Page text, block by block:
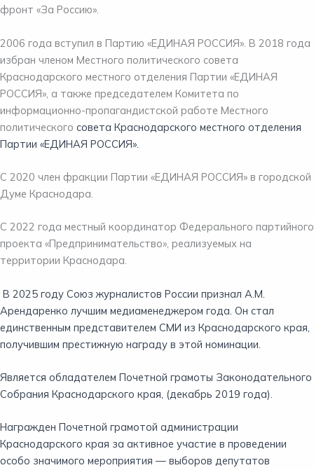
фронт «За Россию».
2006 года вступил в Партию «ЕДИНАЯ РОССИЯ». В 2018 года
избран членом Местного политического совета
Краснодарского местного отделения Партии «ЕДИНАЯ
РОССИЯ», а также председателем Комитета по
информационно-пропагандистской работе Местного
политического совета Краснодарского местного отделения
Партии «ЕДИНАЯ РОССИЯ».
С 2020 член фракции Партии «ЕДИНАЯ РОССИЯ» в городской
Думе Краснодара.
С 2022 года местный координатор Федерального партийного
проекта «Предпринимательство», реализуемых на
территории Краснодара.
В 2025 году Союз журналистов России признал А.М.
Арендаренко лучшим медиаменеджером года. Он стал
единственным представителем СМИ из Краснодарского края,
получившим престижную награду в этой номинации.
Является обладателем Почетной грамоты Законодательного
Собрания Краснодарского края, (декабрь 2019 года).
Награжден Почетной грамотой администрации
Краснодарского края за активное участие в проведении
особо значимого мероприятия — выборов депутатов